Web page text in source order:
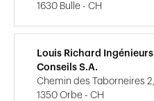
1630 Bulle - CH
Louis Richard Ingénieurs
Conseils S.A.
Chemin des Taborneires 2,
1350 Orbe - CH